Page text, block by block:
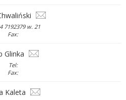
7192379 w. 21
Fax:
Glinka
Tel:
Fax:
Kaleta